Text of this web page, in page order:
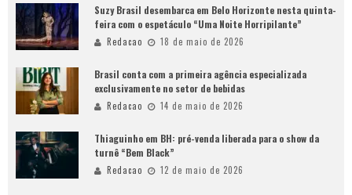
Suzy Brasil desembarca em Belo Horizonte nesta quinta-
feira com o espetáculo “Uma Noite Horripilante”
Redacao 18 de maio de 2026
Brasil conta com a primeira agência especializada
exclusivamente no setor de bebidas
Redacao 14 de maio de 2026
Thiaguinho em BH: pré-venda liberada para o show da
turnê “Bem Black”
Redacao 12 de maio de 2026